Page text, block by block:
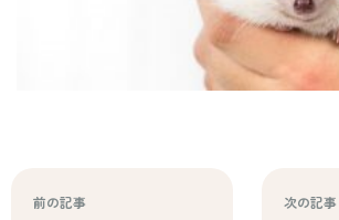
前の記事
次の記事